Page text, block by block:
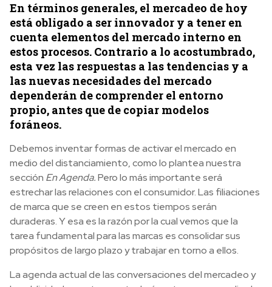
En términos generales, el mercadeo de hoy
está obligado a ser innovador y a tener en
cuenta elementos del mercado interno en
estos procesos. Contrario a lo acostumbrado,
esta vez las respuestas a las tendencias y a
las nuevas necesidades del mercado
dependerán de comprender el entorno
propio, antes que de copiar modelos
foráneos.
Debemos inventar formas de activar el mercado en
medio del distanciamiento, como lo plantea nuestra
sección En Agenda.Pero lo más importante será
estrechar las relaciones con el consumidor. Las filiaciones
de marca que se creen en estos tiempos serán
duraderas. Y esa es la razón por la cual vemos que la
tarea fundamental para las marcas es consolidar sus
propósitos de largo plazo y trabajar en torno a ellos.
La agenda actual de las conversaciones del mercadeo y